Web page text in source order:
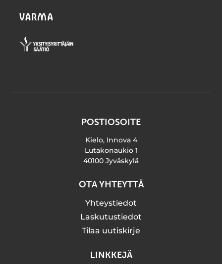
POSTIOSOITE
Kielo, Innova 4
Lutakonaukio 1
40100 Jyväskylä
OTA YHTEYTTÄ
Yhteystiedot
Laskutustiedot
Tilaa uutiskirje
LINKKEJÄ